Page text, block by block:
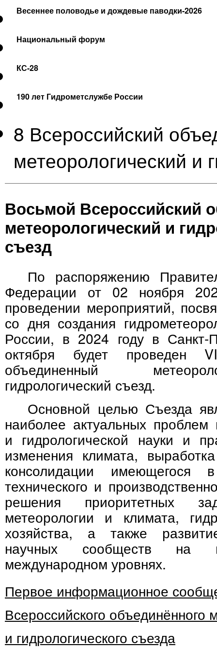
Весеннее половодье и дождевые паводки-2026
Национальный форум
КС-28
190 лет Гидрометслужбе России
8 Всероссийский
метеорологический и
Восьмой Всероссийский
метеорологический и
съезд
По распоряжению
Федерации от 02 ноября
проведении мероприятий,
со дня создания
России, в 2024 году в Санкт-
октября будет проведен
объединенный
гидрологический съезд.
Основной целью Съезда
наиболее актуальных проблем
и гидрологической науки и
изменения климата,
консолидации имеющегося
технического и
решения приоритетных
метеорологии и климата,
хозяйства, а также
научных сообществ на
международном уровнях.
Первое информационное
Всероссийского объединённого
и гидрологического съезда